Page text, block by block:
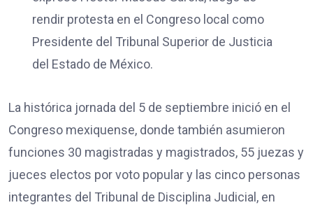
rendir protesta en el Congreso local como
Presidente del Tribunal Superior de Justicia
del Estado de México.
La histórica jornada del 5 de septiembre inició en el
Congreso mexiquense, donde también asumieron
funciones 30 magistradas y magistrados, 55 juezas y
jueces electos por voto popular y las cinco personas
integrantes del Tribunal de Disciplina Judicial, en